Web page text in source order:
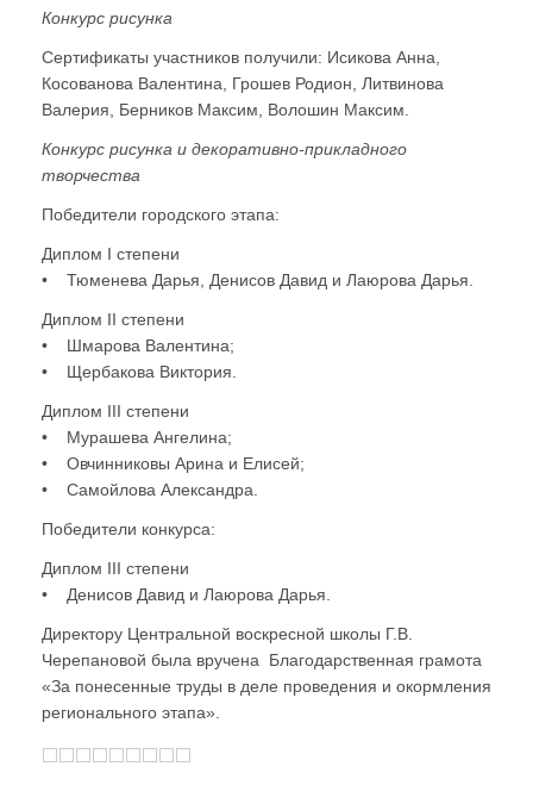
Конкурс рисунка
Сертификаты участников получили: Исикова Анна,
Косованова Валентина, Грошев Родион, Литвинова
Валерия, Берников Максим, Волошин Максим.
Конкурс рисунка и декоративно-прикладного
творчества
Победители городского этапа:
Диплом I степени
• Тюменева Дарья, Денисов Давид и Лаюрова Дарья.
Диплом II степени
• Шмарова Валентина;
• Щербакова Виктория.
Диплом III степени
• Мурашева Ангелина;
• Овчинниковы Арина и Елисей;
• Самойлова Александра.
Победители конкурса:
Диплом III степени
• Денисов Давид и Лаюрова Дарья.
Директору Центральной воскресной школы Г.В.
Черепановой была вручена Благодарственная грамота
«За понесенные труды в деле проведения и окормления
регионального этапа».